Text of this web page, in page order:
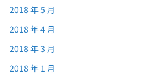
2018 年 5 月
2018 年 4 月
2018 年 3 月
2018 年 1 月